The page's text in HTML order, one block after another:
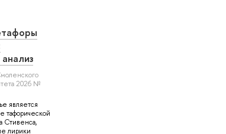
2026 №
является
тафорической
Стивенса,
лирики